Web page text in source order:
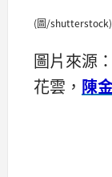
(圖/shutterstock)
圖片來源
花雲， 陳